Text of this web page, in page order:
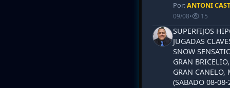
Por:ANTONI
09/08• 15
SUPERFIJOS
JUGADAS
SNOW
GRAN
GRAN CANELO,
(SABADO 08-